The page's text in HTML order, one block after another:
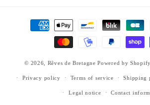
Payment
methods
© 2026, Rêves de Bretagne Powered by Shopify
Privacy policy Terms of service Shipping
Legal notice Contact